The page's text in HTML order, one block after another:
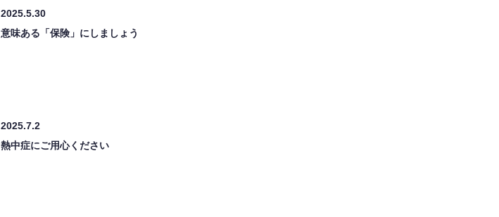
2025.5.30
意味ある「保険」にしましょう
2025.7.2
熱中症にご用心ください